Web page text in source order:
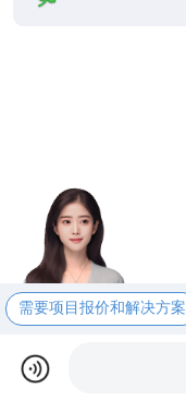
需要项目报价和解决方案